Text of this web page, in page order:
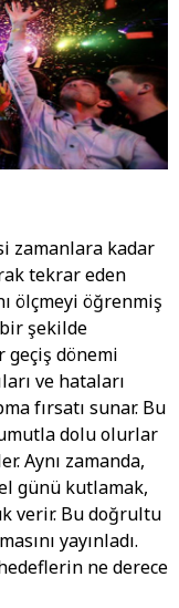
zamanlara kadar
tekrar eden
ölçmeyi öğrenmiş
şekilde
geçiş dönemi
ve hataları
fırsatı sunar. Bu
dolu olurlar
Aynı zamanda,
günü kutlamak,
verir. Bu doğrultu
yayınladı.
ne derece